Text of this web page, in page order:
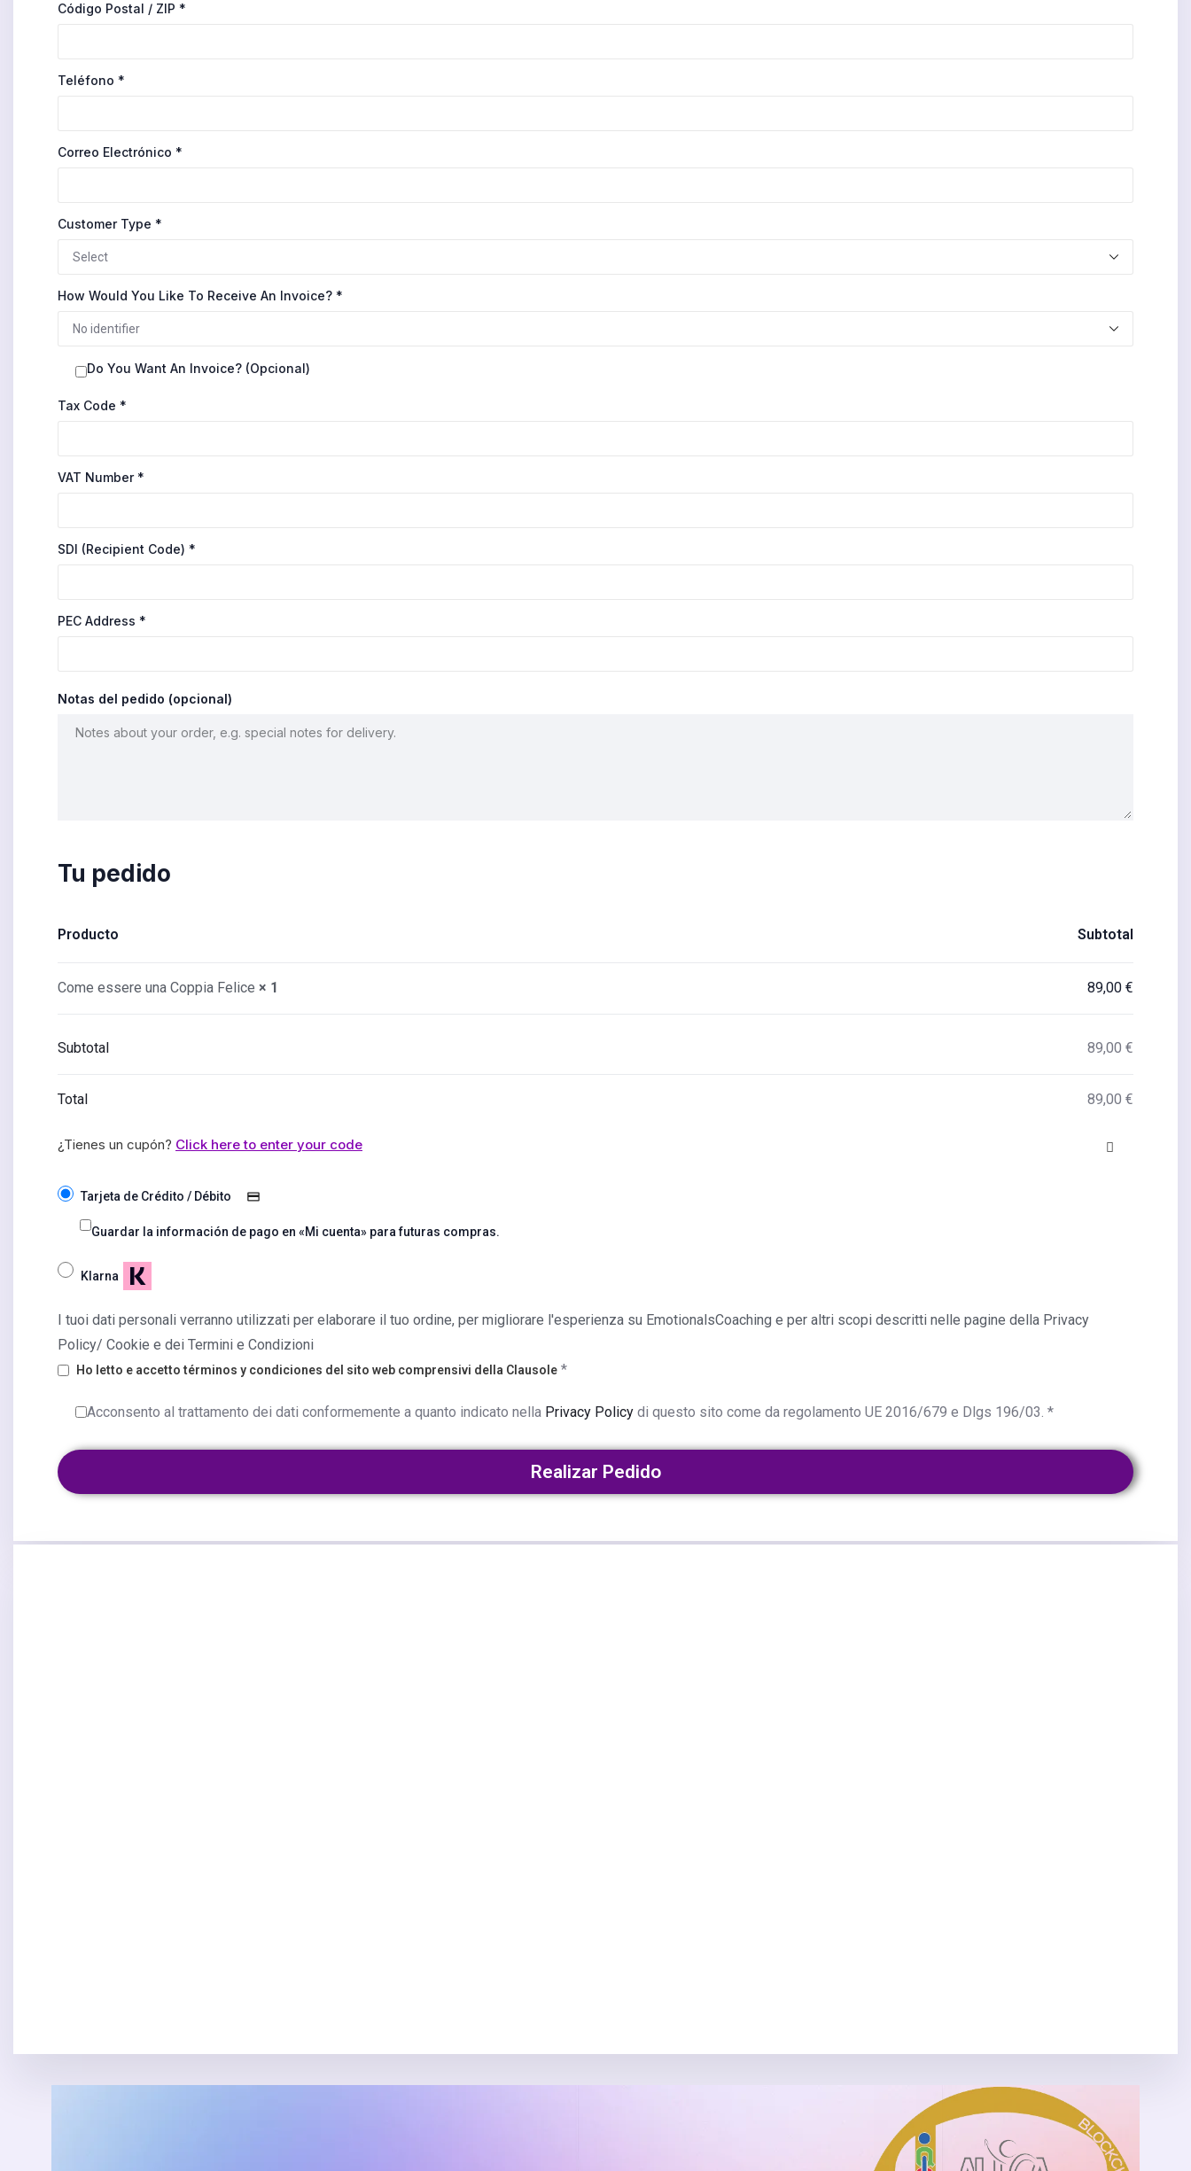
Código Postal / ZIP *
Teléfono *
Correo Electrónico *
Customer Type *
How Would You Like To Receive An Invoice? *
Do You Want An Invoice? (opcional)
Tax Code *
VAT Number *
SDI (Recipient Code) *
PEC Address *
Notas del pedido (opcional)
Tu pedido
Producto Subtotal
Come essere una Coppia Felice × 1 89,00 €
Subtotal 89,00 €
Total 89,00 €
¿Tienes un cupón? Click here to enter your code
Tarjeta de Crédito / Débito
Guardar la información de pago en «Mi cuenta» para futuras compras.
Klarna
I tuoi dati personali verranno utilizzati per elaborare il tuo ordine, per migliorare l'esperienza su EmotionalsCoaching e per altri scopi descritti nelle pagine della Privacy
Policy/ Cookie e dei Termini e Condizioni
Ho letto e accettotérminos y condiciones del sito web comprensivi della Clausole *
Acconsento al trattamento dei dati conformemente a quanto indicato nella Privacy Policy di questo sito come da regolamento UE 2016/679 e Dlgs 196/03. *
Realizar Pedido